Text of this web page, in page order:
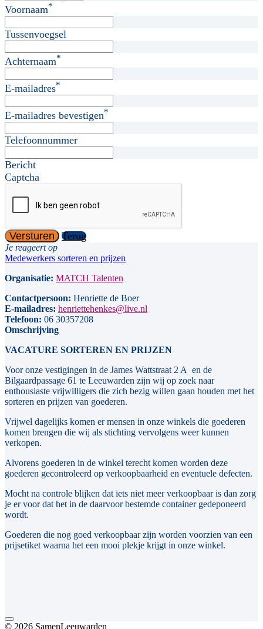
Voornaam*
Tussenvoegsel
Achternaam*
E-mailadres*
E-mailadres bevestigen*
Telefoonnummer
Bericht
Captcha
Versturen Terug
Je reageert op
Medewerkers sorteren en prijzen
Organisatie: MATCH Talenten
Contactpersoon: Henriette de Boer
E-mailadres: henriettehenkes@live.nl
Telefoon: 06 30357208
Omschrijving
VACATURE SORTEREN EN PRIJZEN
Voor onze vestigingen in de James Wattstraat 2 A en de
Bilgaardpassage 61 te Leeuwarden zijn wij op zoek naar
enthousiaste vrijwilligers die zich bezig willen gaan houden met het
sorteren en prijzen van goederen.
Vrijwel dagelijks komen er mensen in onze winkels die goederen
komen brengen die wij als stichting vervolgens weer kunnen
verkopen.
Alvorens goederen in de winkel terecht komen worden deze
goederen gecontroleerd op verkoopbaarheid en eventuele defecten.
Mocht na controle blijken dat iets niet meer verkoopbaar is dan zorg
je er voor dat het in de daarvoor bestemde container gedeponeerd
wordt.
Goederen die nog goed verkoopbaar zijn worden voorzien van een
prijsetiket waarna het een mooi plekje krijgt in onze winkel.
© 2026 SamenLeeuwarden